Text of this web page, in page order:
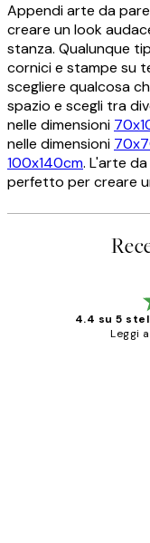
Appendi arte da
creare un look
stanza. Qualunque
cornici e stampe su
scegliere qualcosa
spazio e scegli tra
nelle dimensioni
nelle dimensioni
100x140cm. L'arte
perfetto per creare
4.4 su 5
Leggi